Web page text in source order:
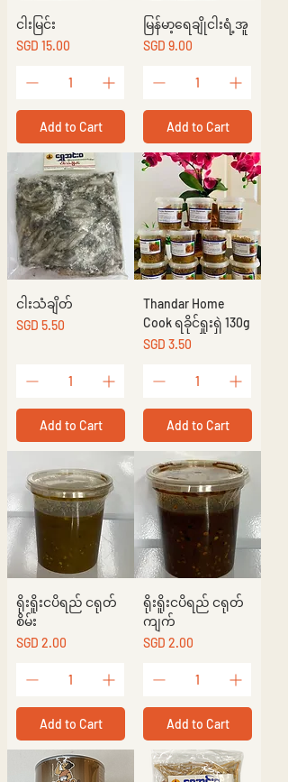
ငါးမြင်း
Price
SGD 15.00
Add to Cart
မြန်မာ့ရေချိုငါးရံ့အူ
Price
SGD 9.00
Add to Cart
ငါးသံချိတ်
Price
SGD 5.50
Add to Cart
Thandar Home
Cook ရခိုင်ရှုးရှဲ 130g
Price
SGD 3.50
Add to Cart
ရိုးရိူးငပိရည် ငရုတ်
စိမ်း
Price
SGD 2.00
Add to Cart
ရိုးရိူးငပိရည် ငရုတ်
ကျက်
Price
SGD 2.00
Add to Cart